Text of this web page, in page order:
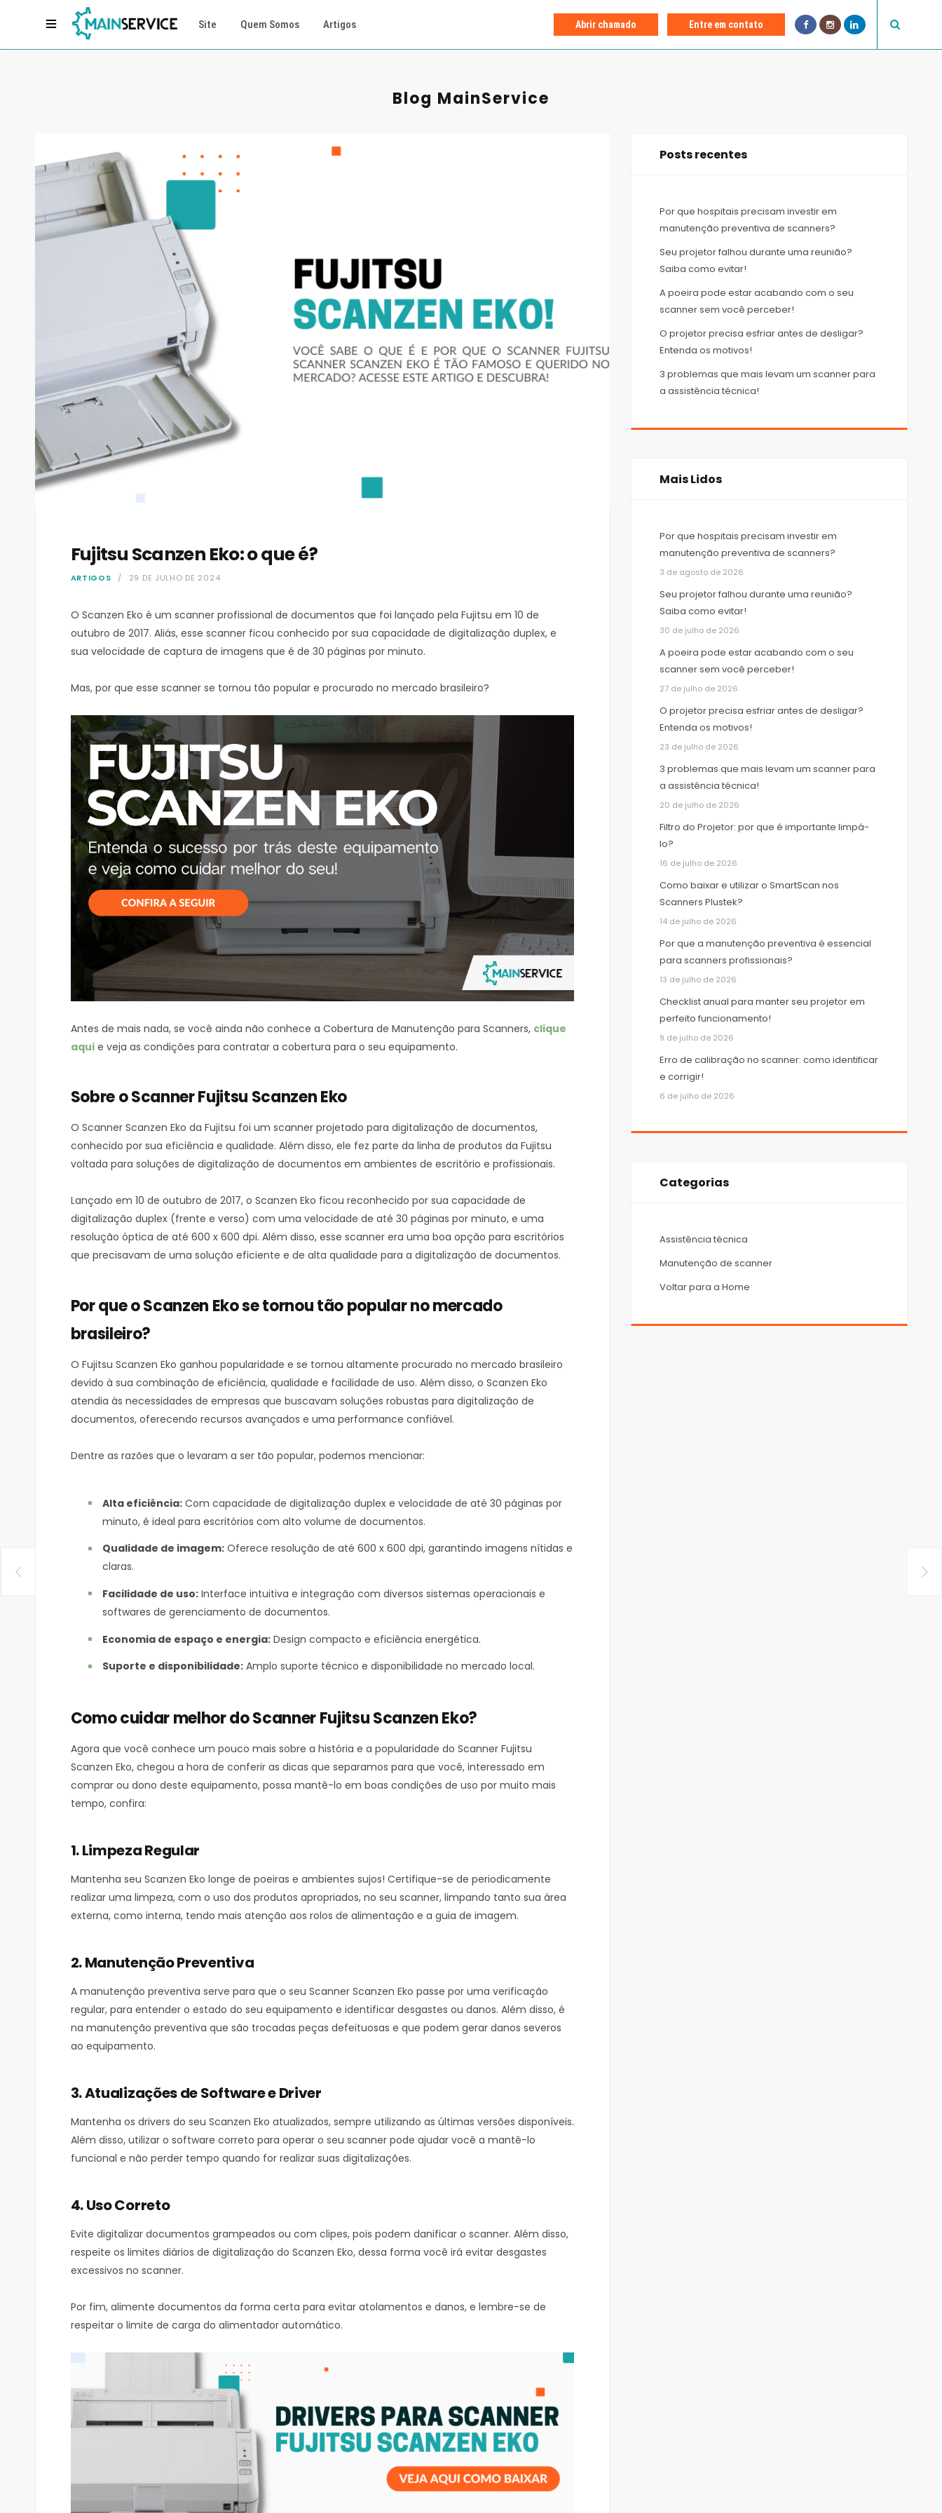
Site Quem Somos Artigos F
a
I
n
L
i
Abrir chamado Entre em contato
Blog MainService
Fujitsu Scanzen Eko: o que é?
ARTIGOS 29 DE JULHO DE 2024
O Scanzen Eko é um scanner profissional de documentos que foi lançado pela Fujitsu em 10 de
outubro de 2017. Aliás, esse scanner ficou conhecido por sua capacidade de digitalização duplex, e
sua velocidade de captura de imagens que é de 30 páginas por minuto.
Mas, por que esse scanner se tornou tão popular e procurado no mercado brasileiro?
Antes de mais nada, se você ainda não conhece a Cobertura de Manutenção para Scanners, clique
aquie veja as condições para contratar a cobertura para o seu equipamento.
Sobre o Scanner Fujitsu Scanzen Eko
O Scanner Scanzen Eko da Fujitsu foi um scanner projetado para digitalização de documentos,
conhecido por sua eficiência e qualidade. Além disso, ele fez parte da linha de produtos da Fujitsu
voltada para soluções de digitalização de documentos em ambientes de escritório e profissionais.
Lançado em 10 de outubro de 2017, o Scanzen Eko ficou reconhecido por sua capacidade de
digitalização duplex (frente e verso) com uma velocidade de até 30 páginas por minuto, e uma
resolução óptica de até 600 x 600 dpi. Além disso, esse scanner era uma boa opção para escritórios
que precisavam de uma solução eficiente e de alta qualidade para a digitalização de documentos.
Por que o Scanzen Eko se tornou tão popular no mercado
brasileiro?
O Fujitsu Scanzen Eko ganhou popularidade e se tornou altamente procurado no mercado brasileiro
devido à sua combinação de eficiência, qualidade e facilidade de uso. Além disso, o Scanzen Eko
atendia às necessidades de empresas que buscavam soluções robustas para digitalização de
documentos, oferecendo recursos avançados e uma performance confiável.
Dentre as razões que o levaram a ser tão popular, podemos mencionar:
Alta eficiência:Com capacidade de digitalização duplex e velocidade de até 30 páginas por
minuto, é ideal para escritórios com alto volume de documentos.
Qualidade de imagem:Oferece resolução de até 600 x 600 dpi, garantindo imagens nítidas e
claras.
Facilidade de uso:Interface intuitiva e integração com diversos sistemas operacionais e
softwares de gerenciamento de documentos.
Economia de espaço e energia:Design compacto e eficiência energética.
Suporte e disponibilidade:Amplo suporte técnico e disponibilidade no mercado local.
Como cuidar melhor do Scanner Fujitsu Scanzen Eko?
Agora que você conhece um pouco mais sobre a história e a popularidade do Scanner Fujitsu
Scanzen Eko, chegou a hora de conferir as dicas que separamos para que você, interessado em
comprar ou dono deste equipamento, possa mantê-lo em boas condições de uso por muito mais
tempo, confira:
1. Limpeza Regular
Mantenha seu Scanzen Eko longe de poeiras e ambientes sujos! Certifique-se de periodicamente
realizar uma limpeza, com o uso dos produtos apropriados, no seu scanner, limpando tanto sua área
externa, como interna, tendo mais atenção aos rolos de alimentação e a guia de imagem.
2. Manutenção Preventiva
A manutenção preventiva serve para que o seu Scanner Scanzen Eko passe por uma verificação
regular, para entender o estado do seu equipamento e identificar desgastes ou danos. Além disso, é
na manutenção preventiva que são trocadas peças defeituosas e que podem gerar danos severos
ao equipamento.
3. Atualizações de Software e Driver
Mantenha os drivers do seu Scanzen Eko atualizados, sempre utilizando as últimas versões disponíveis.
Além disso, utilizar o software correto para operar o seu scanner pode ajudar você a mantê-lo
funcional e não perder tempo quando for realizar suas digitalizações.
4. Uso Correto
Evite digitalizar documentos grampeados ou com clipes, pois podem danificar o scanner. Além disso,
respeite os limites diários de digitalização do Scanzen Eko, dessa forma você irá evitar desgastes
excessivos no scanner.
Por fim, alimente documentos da forma certa para evitar atolamentos e danos, e lembre-se de
respeitar o limite de carga do alimentador automático.
Posts recentes
Por que hospitais precisam investir em
manutenção preventiva de scanners?
Seu projetor falhou durante uma reunião?
Saiba como evitar!
A poeira pode estar acabando com o seu
scanner sem você perceber!
O projetor precisa esfriar antes de desligar?
Entenda os motivos!
3 problemas que mais levam um scanner para
a assistência técnica!
Mais Lidos
Por que hospitais precisam investir em
manutenção preventiva de scanners?
3 de agosto de 2026
Seu projetor falhou durante uma reunião?
Saiba como evitar!
30 de julho de 2026
A poeira pode estar acabando com o seu
scanner sem você perceber!
27 de julho de 2026
O projetor precisa esfriar antes de desligar?
Entenda os motivos!
23 de julho de 2026
3 problemas que mais levam um scanner para
a assistência técnica!
20 de julho de 2026
Filtro do Projetor: por que é importante limpá-
lo?
16 de julho de 2026
Como baixar e utilizar o SmartScan nos
Scanners Plustek?
14 de julho de 2026
Por que a manutenção preventiva é essencial
para scanners profissionais?
13 de julho de 2026
Checklist anual para manter seu projetor em
perfeito funcionamento!
9 de julho de 2026
Erro de calibração no scanner: como identificar
e corrigir!
6 de julho de 2026
Categorias
Assistência técnica
Manutenção de scanner
Voltar para a Home